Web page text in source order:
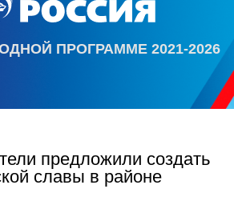
ПРОГРАММЕ 2021-2026
предложили создать
славы в районе